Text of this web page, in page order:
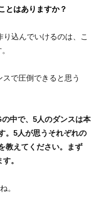
とはありますか？
込んでいけるのは、こ
で圧倒できると思う
中で、5人のダンスは本
。5人が思うそれぞれの
教えてください。まず
。
。